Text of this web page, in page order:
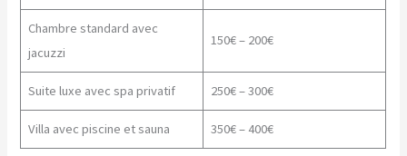
Chambre standard avec
jacuzzi
150€ – 200€
Suite luxe avec spa privatif 250€ – 300€
Villa avec piscine et sauna 350€ – 400€